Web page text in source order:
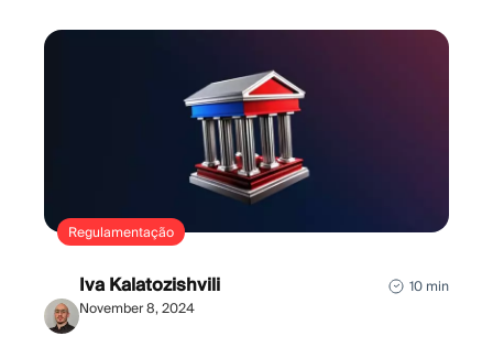
Regulamentação
Iva Kalatozishvili
November 8, 2024
10 min